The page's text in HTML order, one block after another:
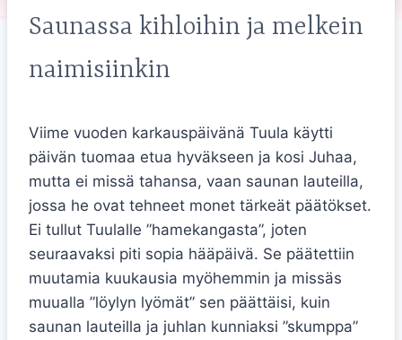
Saunassa kihloihin ja melkein
naimisiinkin
Viime vuoden karkauspäivänä Tuula käytti
päivän tuomaa etua hyväkseen ja kosi Juhaa,
mutta ei missä tahansa, vaan saunan lauteilla,
jossa he ovat tehneet monet tärkeät päätökset.
Ei tullut Tuulalle ”hamekangasta”, joten
seuraavaksi piti sopia hääpäivä. Se päätettiin
muutamia kuukausia myöhemmin ja missäs
muualla ”löylyn lyömät” sen päättäisi, kuin
saunan lauteilla ja juhlan kunniaksi ”skumppa”